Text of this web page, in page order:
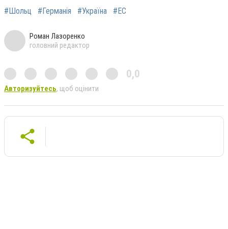
#Шольц #Германія #Україна #ЕС
Роман Лазоренко
головний редактор
0,0
Авторизуйтесь, щоб оцінити